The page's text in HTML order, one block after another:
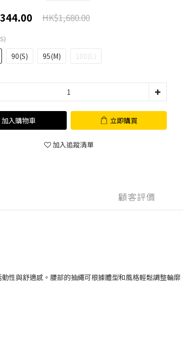
HK$1,680.00
90(S) 95(M) 100(L)
加入購物車 立即購買
加入追蹤清單
顧客評價
性與舒適感。腰部的抽繩可根據體型和風格輕鬆調整輪